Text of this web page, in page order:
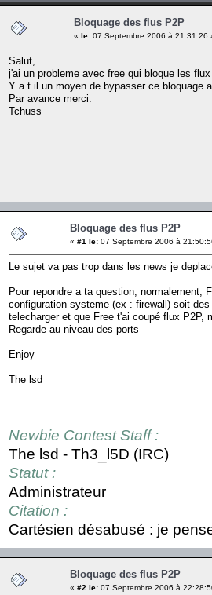
Bloquage des flus P2P
« le: 07 Septembre 2006 à 21:31:26
Salut,
j'ai un probleme avec free qui bloque les
Y a t il un moyen de bypasser ce bloquage
Par avance merci.
Tchuss
Bloquage des flus P2P
« #1 le: 07 Septembre 2006 à
Le sujet va pas trop dans les news je
Pour repondre a ta question,
configuration systeme (ex : firewall) soit
telecharger et que Free t'ai coupé flux P2P,
Regarde au niveau des ports
Enjoy
The lsd
Newbie Contest Staff :
The lsd - Th3_l5D (IRC)
Statut :
Administrateur
Citation :
Cartésien désabusé : je
Bloquage des flus P2P
« #2 le: 07 Septembre 2006 à